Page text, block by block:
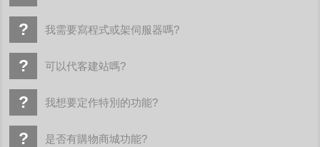
我需要寫程式或架伺服器嗎?
可以代客建站嗎?
我想要定作特別的功能?
是否有購物商城功能?